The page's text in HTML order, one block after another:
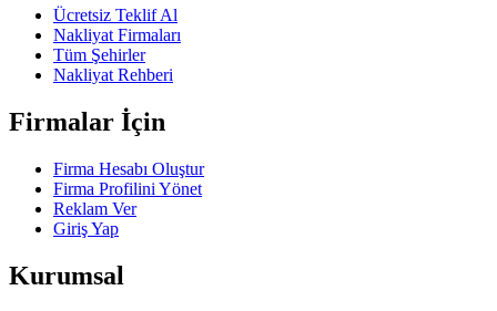
Ücretsiz Teklif Al
Nakliyat Firmaları
Tüm Şehirler
Nakliyat Rehberi
Firmalar İçin
Firma Hesabı Oluştur
Firma Profilini Yönet
Reklam Ver
Giriş Yap
Kurumsal